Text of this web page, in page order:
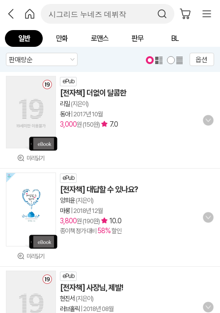
일반 만화 로맨스 판무 BL
옵션
미리읽기
ePub
[전자책] 더없이 달콤한
리밀 (지은이)
동아| 2017년 10월
3,000원 (150원) 7.0
미리읽기
ePub
[전자책] 대답할 수 있나요?
양희윤(지은이)
마롱| 2018년 12월
3,800원 (190원) 10.0
종이책 정가 대비 58%할인
ePub
[전자책] 사장님, 제발!
현진서 (지은이)
러브홀릭 2018년 08월